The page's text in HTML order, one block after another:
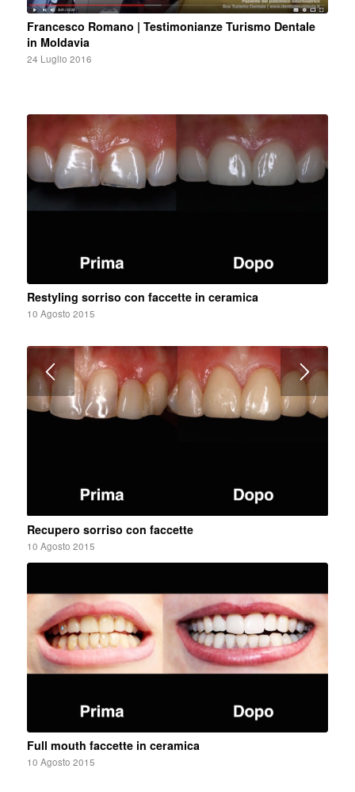
Francesco Romano | Testimonianze Turismo Dentale
in Moldavia
24 Luglio 2016
Restyling sorriso con faccette in ceramica
10 Agosto 2015
Recupero sorriso con faccette
10 Agosto 2015
Full mouth faccette in ceramica
10 Agosto 2015